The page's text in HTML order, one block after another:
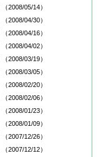
（2008/05/14）
（2008/04/30）
（2008/04/16）
（2008/04/02）
（2008/03/19）
（2008/03/05）
（2008/02/20）
（2008/02/06）
（2008/01/23）
（2008/01/09）
（2007/12/26）
（2007/12/12）